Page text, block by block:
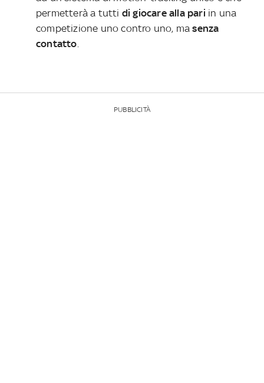
permetterà a tutti di giocare alla pari in una
competizione uno contro uno, ma senza
contatto.
PUBBLICITÀ